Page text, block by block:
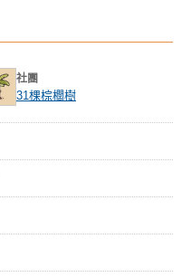
社團
31棵棕櫚樹